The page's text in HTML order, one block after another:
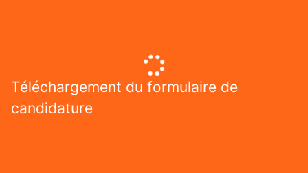
Téléchargement du formulaire de
candidature